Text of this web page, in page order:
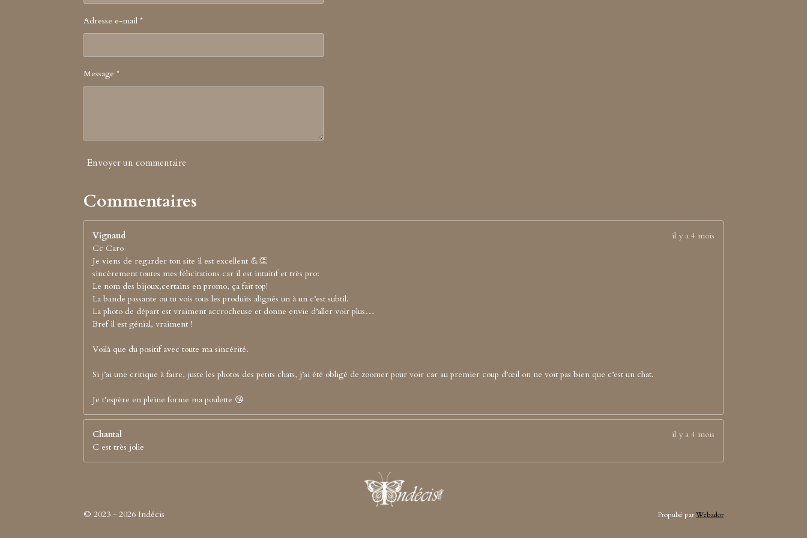
Adresse e-mail *
Message *
Envoyer un commentaire
Commentaires
Vignaud
il y a 4 mois
Cc Caro
Je viens de regarder ton site il est excellent 💪👏
sincèrement toutes mes félicitations car il est intuitif et très pro:
Le nom des bijoux,certains en promo, ça fait top!
La bande passante ou tu vois tous les produits alignés un à un c’est subtil.
La photo de départ est vraiment accrocheuse et donne envie d’aller voir plus…
Bref il est génial, vraiment !
Voilà que du positif avec toute ma sincérité.
Si j’ai une critique à faire, juste les photos des petits chats, j’ai été obligé de zoomer pour voir car au premier coup d’œil on ne voit pas bien que c’est un chat.
Je t’espère en pleine forme ma poulette 😘
Chantal
il y a 4 mois
C est très jolie
© 2023 - 2026 Indécis Propulsé parWebador